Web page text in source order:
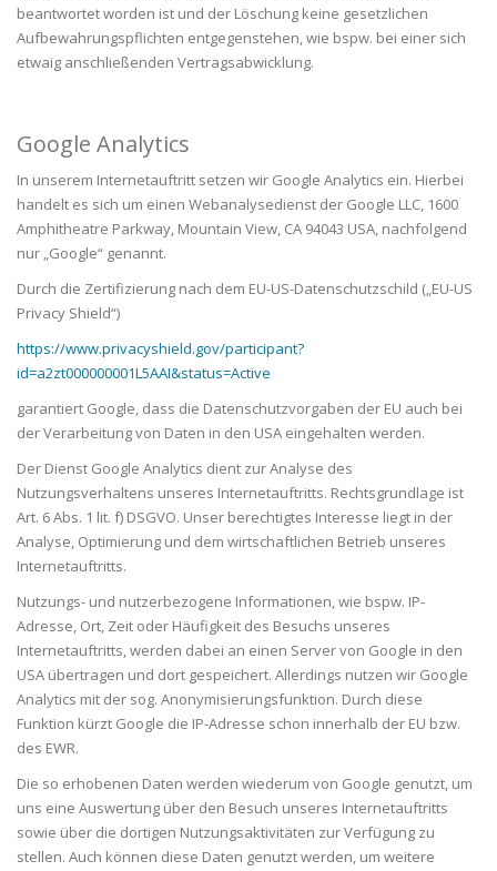
beantwortet worden ist und der Löschung keine gesetzlichen
Aufbewahrungspflichten entgegenstehen, wie bspw. bei einer sich
etwaig anschließenden Vertragsabwicklung.
Google Analytics
In unserem Internetauftritt setzen wir Google Analytics ein. Hierbei
handelt es sich um einen Webanalysedienst der Google LLC, 1600
Amphitheatre Parkway, Mountain View, CA 94043 USA, nachfolgend
nur „Google“ genannt.
Durch die Zertifizierung nach dem EU-US-Datenschutzschild („EU-US
Privacy Shield“)
https://www.privacyshield.gov/participant?
id=a2zt000000001L5AAI&status=Active
garantiert Google, dass die Datenschutzvorgaben der EU auch bei
der Verarbeitung von Daten in den USA eingehalten werden.
Der Dienst Google Analytics dient zur Analyse des
Nutzungsverhaltens unseres Internetauftritts. Rechtsgrundlage ist
Art. 6 Abs. 1 lit. f) DSGVO. Unser berechtigtes Interesse liegt in der
Analyse, Optimierung und dem wirtschaftlichen Betrieb unseres
Internetauftritts.
Nutzungs- und nutzerbezogene Informationen, wie bspw. IP-
Adresse, Ort, Zeit oder Häufigkeit des Besuchs unseres
Internetauftritts, werden dabei an einen Server von Google in den
USA übertragen und dort gespeichert. Allerdings nutzen wir Google
Analytics mit der sog. Anonymisierungsfunktion. Durch diese
Funktion kürzt Google die IP-Adresse schon innerhalb der EU bzw.
des EWR.
Die so erhobenen Daten werden wiederum von Google genutzt, um
uns eine Auswertung über den Besuch unseres Internetauftritts
sowie über die dortigen Nutzungsaktivitäten zur Verfügung zu
stellen. Auch können diese Daten genutzt werden, um weitere